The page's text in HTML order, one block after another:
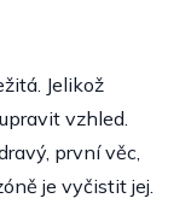
Jelikož
vzhled.
první věc,
je vyčistit jej.